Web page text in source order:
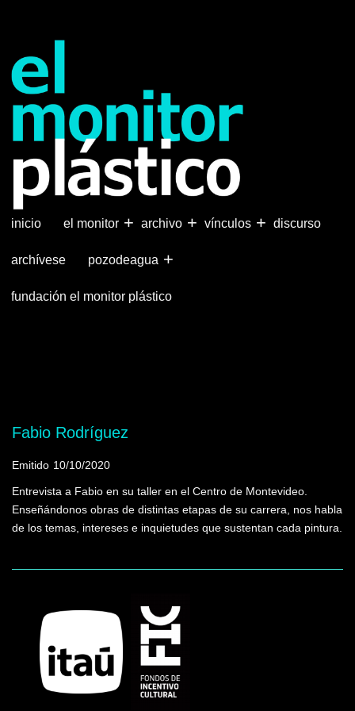
principal
inicio +
el monitor +
archivo +
vínculos discurso
archívese +
pozodeagua
fundación el monitor plástico
Fabio Rodríguez
Emitido 10/10/2020
Entrevista a Fabio en su taller en el Centro de Montevideo.
Enseñándonos obras de distintas etapas de su carrera, nos habla
de los temas, intereses e inquietudes que sustentan cada pintura.